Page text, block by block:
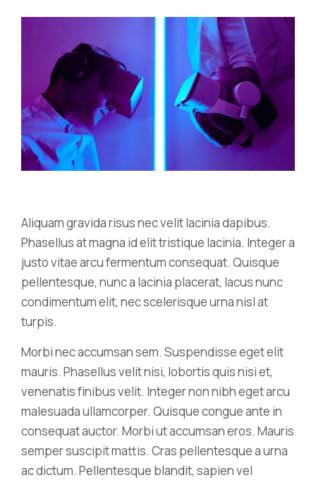
Aliquam gravida risus nec velit lacinia dapibus.
Phasellus at magna id elit tristique lacinia. Integer a
justo vitae arcu fermentum consequat. Quisque
pellentesque, nunc a lacinia placerat, lacus nunc
condimentum elit, nec scelerisque urna nisl at
turpis.
Morbi nec accumsan sem. Suspendisse eget elit
mauris. Phasellus velit nisi, lobortis quis nisi et,
venenatis finibus velit. Integer non nibh eget arcu
malesuada ullamcorper. Quisque congue ante in
consequat auctor. Morbi ut accumsan eros. Mauris
semper suscipit mattis. Cras pellentesque a urna
ac dictum. Pellentesque blandit, sapien vel